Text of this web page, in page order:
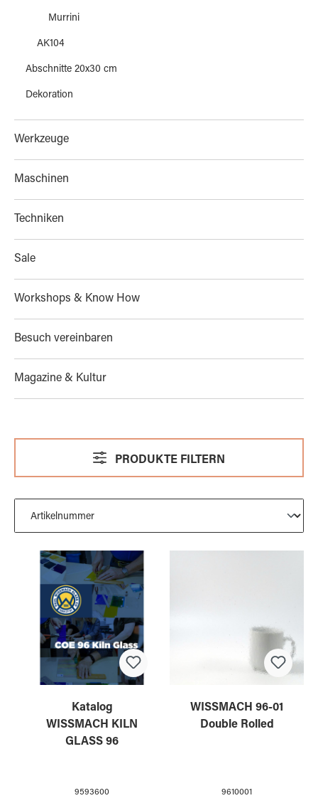
Murrini
AK104
Abschnitte 20x30 cm
Dekoration
Werkzeuge
Maschinen
Techniken
Sale
Workshops & Know How
Besuch vereinbaren
Magazine & Kultur
PRODUKTE FILTERN
Katalog
WISSMACH KILN
GLASS 96
9593600
WISSMACH 96-01
Double Rolled
9610001